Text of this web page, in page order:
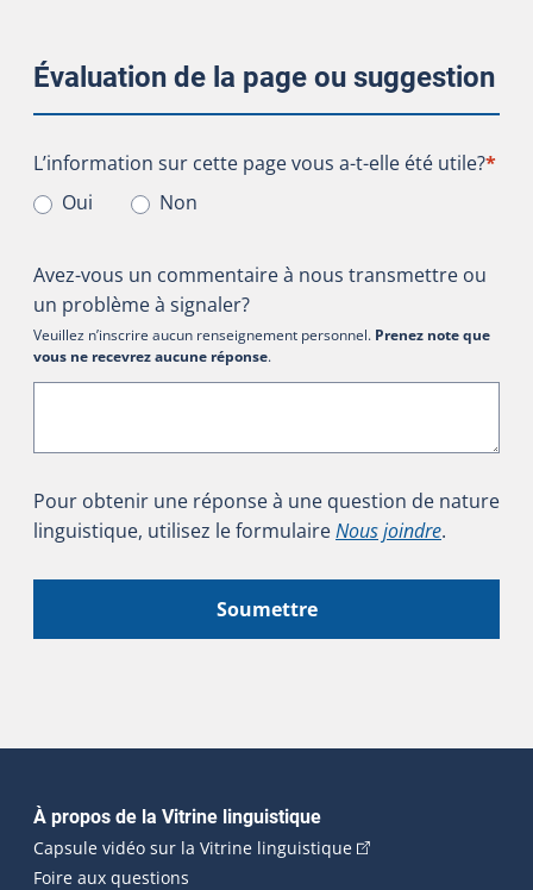
Évaluation de la page ou suggestion
L’information sur cette page vous a-t-elle été utile?
L’information sur cette page vous a-t-elle été utile?*
Oui
Non
Avez-vous un commentaire à nous transmettre ou
un problème à signaler?
Veuillez n’inscrire aucun renseignement personnel. Prenez note que
vous ne recevrez aucune réponse.
Pour obtenir une réponse à une question de nature
linguistique, utilisez le formulaireNous joindre.
Soumettre
Navigation principale
À propos de la Vitrine linguistique
Capsule vidéo sur la Vitrine linguistique(Cet hyperlien
Foire aux questions